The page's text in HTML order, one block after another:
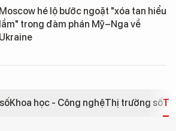
Moscow hé lộ bước ngoặt "xóa tan hiểu
lầm" trong đàm phán Mỹ–Nga về
Ukraine
Khoa học - Công nghệThị trường số